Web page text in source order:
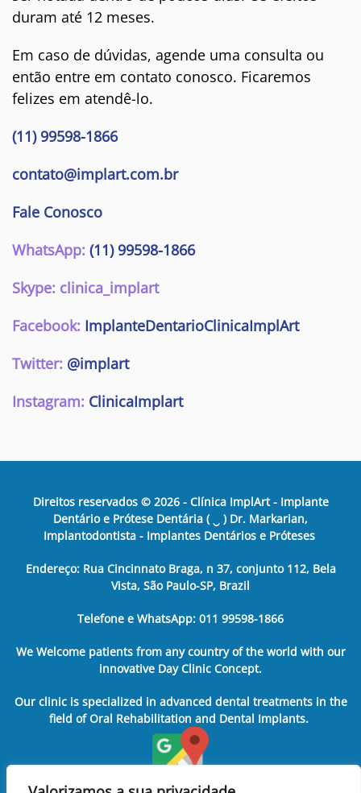
duram até 12 meses.
Em caso de dúvidas, agende uma consulta ou
então entre em contato conosco. Ficaremos
felizes em atendê-lo.
(11) 99598-1866
contato@implart.com.br
Fale Conosco
WhatsApp: (11) 99598-1866
Skype: clinica_implart
Facebook: ImplanteDentarioClinicaImplArt
Twitter: @implart
Instagram: ClinicaImplart
Direitos reservados © 2026- Clínica ImplArt - Implante
Dentário e Prótese Dentária ( ‿ ) Dr. Markarian,
Implantodontista - Implantes Dentários e Próteses
Endereço: Rua Cincinnato Braga, n 37, conjunto 112, Bela
Vista, São Paulo-SP, Brazil
Telefone e WhatsApp: 011 99598-1866
We Welcome patients from any country of the world with our
innovative Day Clinic Concept.
Our clinic is specialized in advanced dental treatments in the
field of Oral Rehabilitation and Dental Implants.